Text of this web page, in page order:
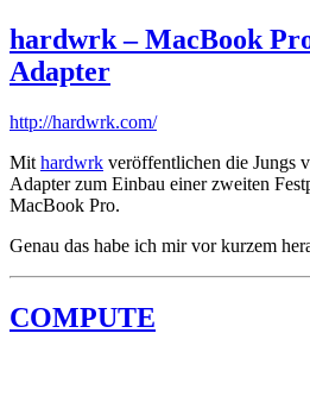
hardwrk – MacBook
Adapter
http://hardwrk.com/
Mit hardwrk veröffentlichen die Jungs
Adapter zum Einbau einer zweiten
MacBook Pro.
Genau das habe ich mir vor kurzem
COMPUTE